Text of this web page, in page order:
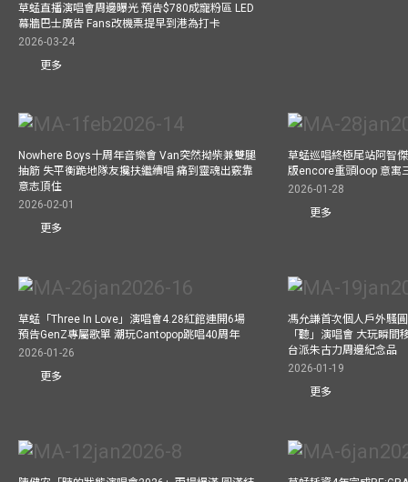
草蜢直播演唱會周邊曝光 預告$780成寵粉區 LED
幕牆巴士廣告 Fans改機票提早到港為打卡
2026-03-24
更多
Nowhere Boys十周年音樂會 Van突然拗柴兼雙腿
抽筋 失平衡跪地隊友攙扶繼續唱 痛到靈魂出竅靠
意志頂住
2026-02-01
更多
草蜢巡唱終極尾站阿智
版encore重頭loop 意寓
2026-01-28
更多
草蜢「Three In Love」演唱會4.28紅館連開6場
預告GenZ專屬歌單 潮玩Cantopop跳唱40周年
2026-01-26
更多
馮允謙首次個人戶外騷
「聽」演唱會 大玩瞬
台派朱古力周邊紀念品
2026-01-19
更多